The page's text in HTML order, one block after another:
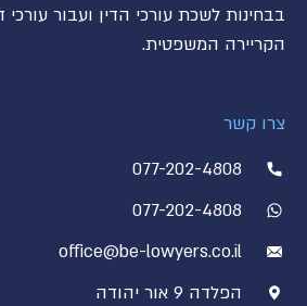
בבחינות לשכת עורכי הדין ועבור עורכי
הקריירה המשפטית.
צרו קשר
077-202-4808
077-202-4808
office@be-lowyers.co.il
הפלדה 9 אור יהודה